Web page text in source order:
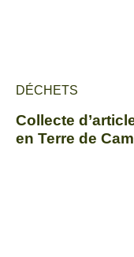
DÉCHETS
Collecte
en Terre de